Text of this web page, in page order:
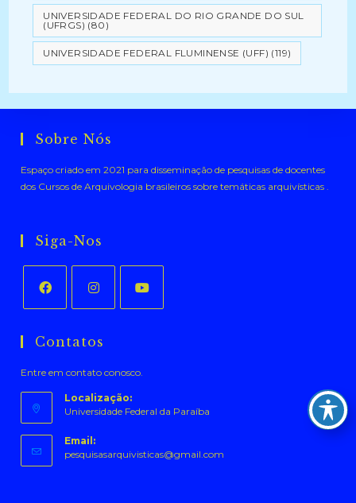
UNIVERSIDADE FEDERAL DO RIO GRANDE DO SUL
(UFRGS) (80)
UNIVERSIDADE FEDERAL FLUMINENSE (UFF) (119)
Sobre Nós
Espaço criado em 2021 para disseminação de pesquisas de docentes
dos Cursos de Arquivologia brasileiros sobre temáticas arquivísticas .
Siga-Nos
em
nova
aba
em
nova
aba
nova
aba
Contatos
Entre em contato conosco.
Localização:
Universidade Federal da Paraíba
Email:
pesquisasarquivisticas@gmail.com